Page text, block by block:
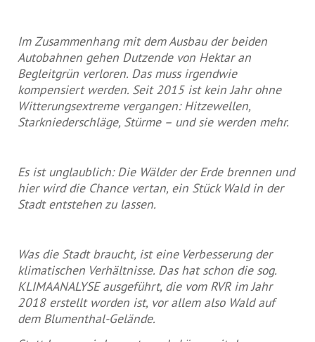
Im Zusammenhang mit dem Ausbau der beiden
Autobahnen gehen Dutzende von Hektar an
Begleitgrün verloren. Das muss irgendwie
kompensiert werden. Seit 2015 ist kein Jahr ohne
Witterungsextreme vergangen: Hitzewellen,
Starkniederschläge, Stürme – und sie werden mehr.
Es ist unglaublich: Die Wälder der Erde brennen und
hier wird die Chance vertan, ein Stück Wald in der
Stadt entstehen zu lassen.
Was die Stadt braucht, ist eine Verbesserung der
klimatischen Verhältnisse. Das hat schon die sog.
KLIMAANALYSE ausgeführt, die vom RVR im Jahr
2018 erstellt worden ist, vor allem also Wald auf
dem Blumenthal-Gelände.